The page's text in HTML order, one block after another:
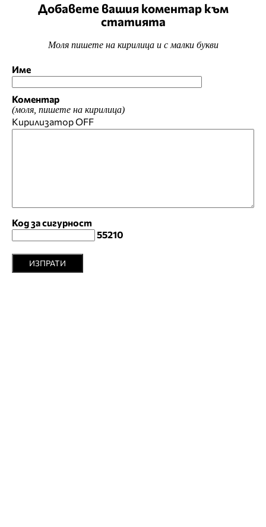
Добавете вашия коментар към
статията
Моля пишете на кирилица и с малки букви
Име
Коментар
(моля, пишете на кирилица)
КирилизаторOFF
Код за сигурност
55210
ИЗПРАТИ